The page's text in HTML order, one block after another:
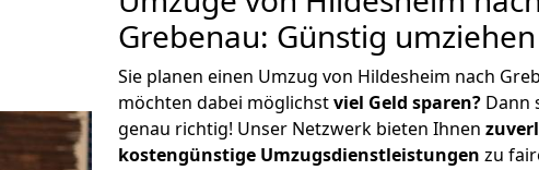
Grebenau: Günstig umziehen
Sie planen einen Umzug von Hildesheim nach
möchten dabei möglichstviel Geld sparen? Dann
genau richtig! Unser Netzwerk bieten Ihnen
kostengünstige Umzugsdienstleistungen zu